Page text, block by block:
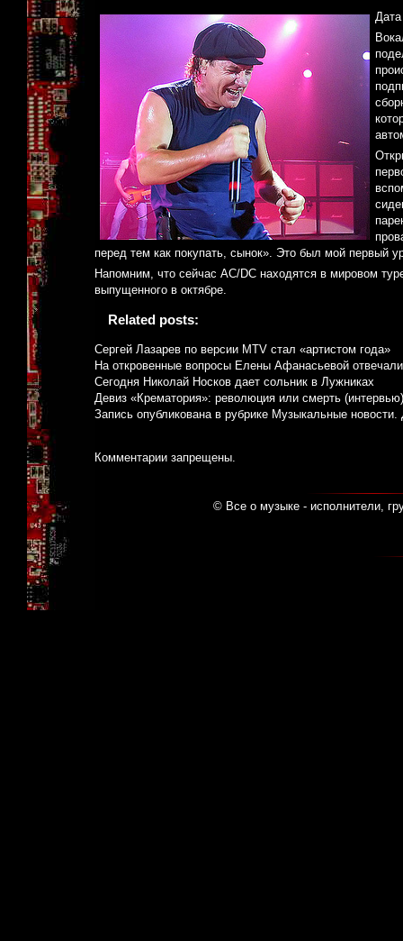
перед тем как покупать, сынок». Это был мой первый
Напомним, что сейчас AC/DC находятся в мировом
выпущенного в октябре.
Related posts:
Сергей Лазарев по версии MTV стал «артистом года»
На откровенные вопросы Елены Афанасьевой
Сегодня Николай Носков дает сольник в Лужниках
Девиз «Крематория»: революция или смерть (интервью)
Запись опубликована в рубрике Музыкальные новости.
Комментарии запрещены.
© Все о музыке - исполнители,